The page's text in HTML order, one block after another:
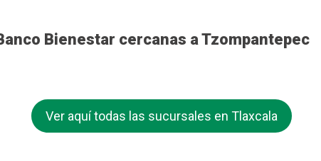
Bienestar cercanas a Tzompantepec
Ver aquí todas las sucursales en Tlaxcala